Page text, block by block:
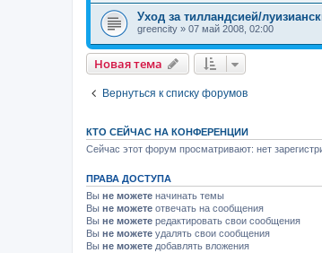
Уход за тилландсией/
greencity » 07 май 2008, 02:00
Новая тема
Вернуться к списку форумов
КТО СЕЙЧАС НА КОНФЕРЕНЦИИ
Сейчас этот форум просматривают: нет
ПРАВА ДОСТУПА
Вы не можете начинать темы
Вы не можете отвечать на сообщения
Вы не можете редактировать свои сообщения
Вы не можете удалять свои сообщения
Вы не можете добавлять вложения